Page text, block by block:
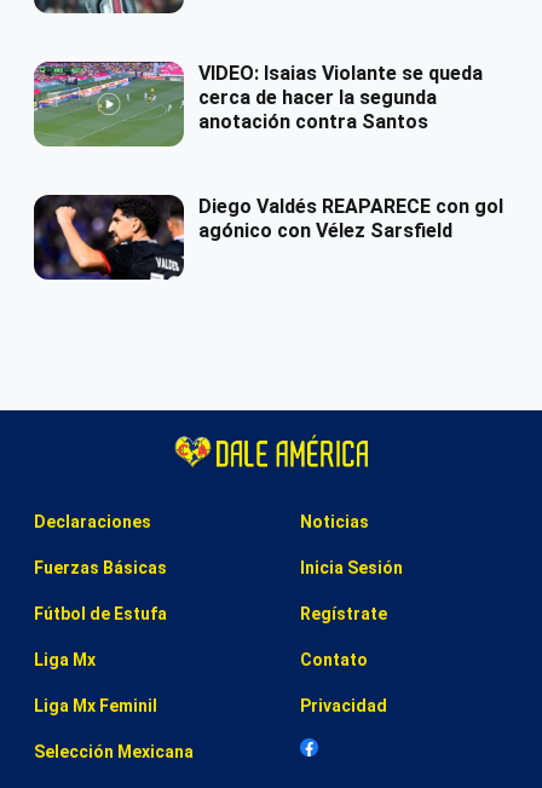
VIDEO: Isaias Violante se queda
cerca de hacer la segunda
anotación contra Santos
Diego Valdés REAPARECE con gol
agónico con Vélez Sarsfield
Declaraciones
Fuerzas Básicas
Fútbol de Estufa
Liga Mx
Liga Mx Feminil
Selección Mexicana
Noticias
Inicia Sesión
Regístrate
Contato
Privacidad